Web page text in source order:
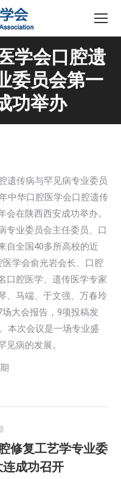
学会口腔遗
委员会第一
功举办
遗传病与罕见病专业委员
中华口腔医学会口腔遗传
在陕西西安成功举办。
专业委员会主任委员、口
自全国40多所高校的近
学会俞光岩会长、口腔
口腔医学、遗传医学专家
、马端、于文强、万春玲
大会报告，9项投稿发
本次会议是一场专业盛
病的发展。
修复工艺学专业委
连成功召开